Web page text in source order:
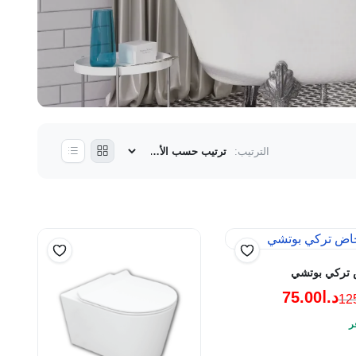
الترتيب:
تركي بوتشي
د.ا75.00